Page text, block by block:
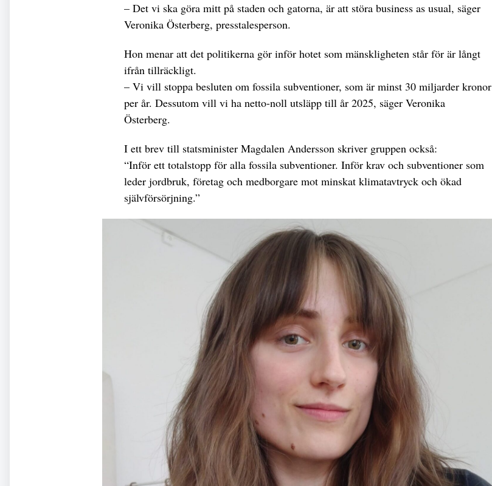
– Det vi ska göra mitt på staden och gatorna, är att störa business as usual, säger
Veronika Österberg, presstalesperson.
Hon menar att det politikerna gör inför hotet som mänskligheten står för är långt
ifrån tillräckligt.
– Vi vill stoppa besluten om fossila subventioner, som är minst 30 miljarder kronor
per år. Dessutom vill vi ha netto-noll utsläpp till år 2025, säger Veronika
Österberg.
I ett brev till statsminister Magdalen Andersson skriver gruppen också:
“Inför ett totalstopp för alla fossila subventioner. Inför krav och subventioner som
leder jordbruk, företag och medborgare mot minskat klimatavtryck och ökad
självförsörjning.”